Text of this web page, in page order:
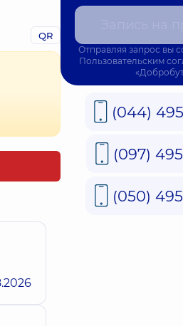
QR
Отправляя запрос вы
Пользовательским
(044)
(097)
(050)